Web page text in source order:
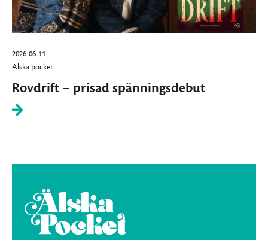
2026-06-11
Älska pocket
Rovdrift – prisad spänningsdebut